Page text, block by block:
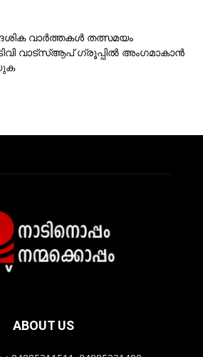
വാര്‍ത്തകള്‍ തത്സമയം
വാട്‌സ്ആപ് ഗ്രൂപ്പില്‍ അംഗമാകാന്‍
ABOUT US